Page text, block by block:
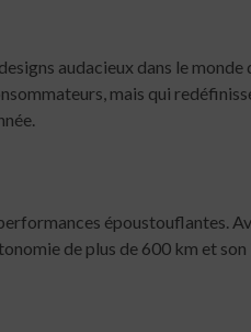
audacieux dans le
mais qui
époustouflantes.
de plus de 600 km et